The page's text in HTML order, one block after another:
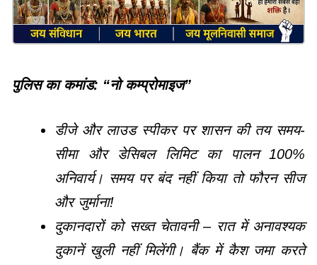
पुलिस का कमांड: “नो कम्प्रोमाइज”
डीजे और लाउड स्पीकर पर शासन की तय समय-
सीमा और डेसिबल लिमिट का पालन 100%
अनिवार्य। समय पर बंद नहीं किया तो फौरन सीज
और जुर्माना!
दुकानदारों को सख्त चेतावनी – रात में अनावश्यक
दुकानें खुली नहीं मिलेंगी। बैंक में कैश जमा करते